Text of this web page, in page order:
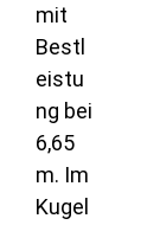
mit
Bestl
eistu
ng bei
6,65
m. Im
Kugel